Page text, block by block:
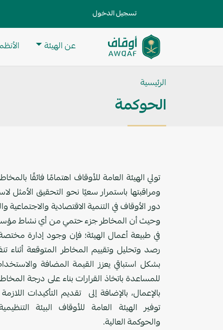
User account menu
تسجيل الدخول
navigation
عن الهيئة
الرئيسية
الحوكمة
تولي الهيئة العامة للأوقاف اهتمامًا فائقًا
ومراقبتها باستمرار سعيًا نحو التحقيق الأمثل
دور الأوقاف في التنمية الاقتصادية والاجتماعية
وحيث أن المخاطر جزء حتمي من أي نشاط
في طبيعة أعمال الهيئة؛ فإن وجود إدارة
رصد وتحليل وتقييم المخاطر المتوقعة أثناء
بشكل استباقي يعزز القيمة المضافة
للمساعدة باتخاذ القرارات بناء على درجة
بالإعمال، بالإضافة إلى تقديم التأكيدات
توفير الهيئة العامة للأوقاف البيئة
والحوكمة العالية.